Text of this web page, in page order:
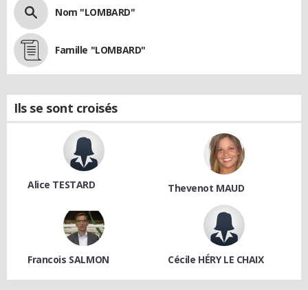
Nom "LOMBARD"
Famille "LOMBARD"
Ils se sont croisés
Alice TESTARD Thevenot MAUD
Francois SALMON Cécile HÉRY LE CHAIX